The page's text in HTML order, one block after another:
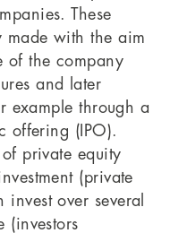
These
made with the aim
of the company
and later
example through a
offering (IPO).
private equity
(private
over several
(investors